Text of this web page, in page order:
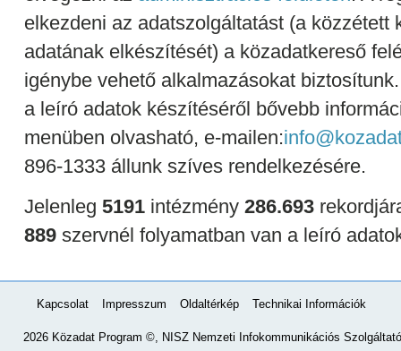
elkezdeni az adatszolgáltatást (a közzétett
adatának elkészítését) a közadatkereső
igénybe vehető alkalmazásokat
a leíró adatok készítéséről bővebb
menüben olvasható, e-mailen:
896-1333 állunk szíves rendelkezésére.
Jelenleg 5191 intézmény 286.693
889 szervnél folyamatban van a leíró
Kapcsolat Impresszum Oldaltérkép Technikai Információk
2026 Közadat Program ©, NISZ Nemzeti Infokommunikációs